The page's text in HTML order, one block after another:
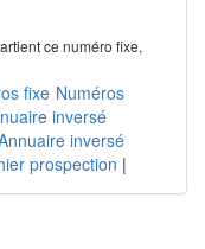
ce numéro fixe,
fixe Numéros
inversé
inversé
prospection |